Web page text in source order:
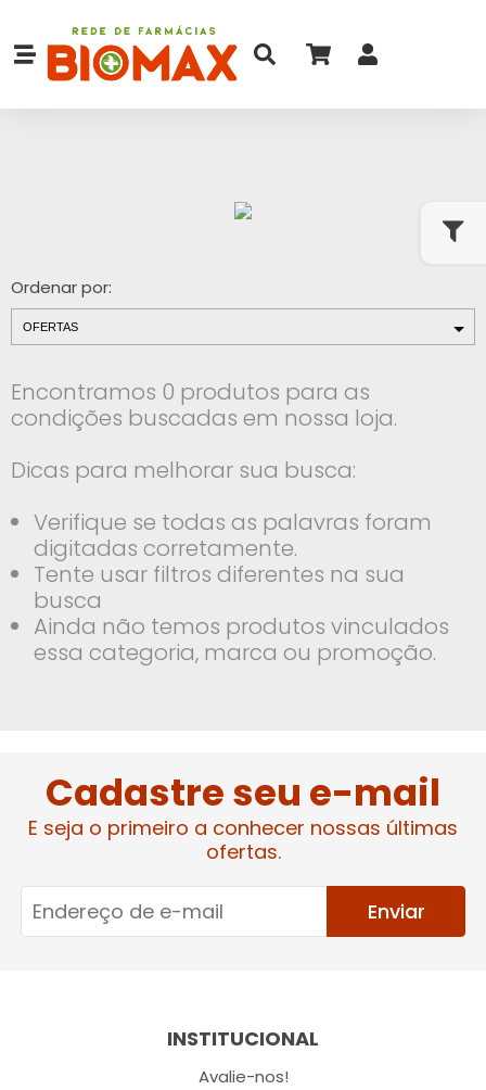
Ordenar por:
Encontramos 0 produtos para as
condições buscadas em nossa loja.
Dicas para melhorar sua busca:
Verifique se todas as palavras foram
digitadas corretamente.
Tente usar filtros diferentes na sua
busca
Ainda não temos produtos vinculados
essa categoria, marca ou promoção.
Cadastre seu e-mail
E seja o primeiro a conhecer nossas últimas
ofertas.
Enviar
INSTITUCIONAL
Avalie-nos!